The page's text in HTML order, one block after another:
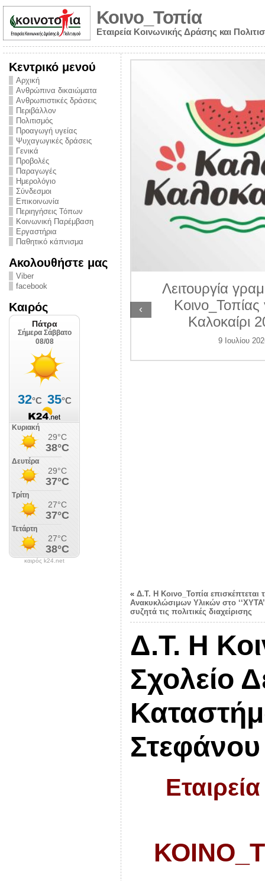
Κοινο_Τοπία
Εταιρεία Κοινωνικής Δράσης και
Κεντρικό μενού
Αρχική
Ανθρώπινα δικαιώματα
Ανθρωπιστικές δράσεις
Περιβάλλον
Πολιτισμός
Προαγωγή υγείας
Ψυχαγωγικές δράσεις
Γενικά
Προβολές
Παραγωγές
Ημερολόγιο
Σύνδεσμοι
Επικοινωνία
Περιηγήσεις Τόπων
Κοινωνική Παρέμβαση
Εργαστήρια
Παθητικό κάπνισμα
Ακολουθήστε μας
Viber
facebook
Καιρός
καιρός k24.net
από την
την ημέρα
και
στο
2026
Λειτουργία
Κοινο_Τοπίας
Καλοκαίρι
9 Ιουλίου
‹
« Δ.Τ. Η Κοινο_Τοπία επισκέπτεται
Ανακυκλώσιμων Υλικών στο
συζητά τις πολιτικές διαχείρισης
Δ.Τ. Η
Σχολείο